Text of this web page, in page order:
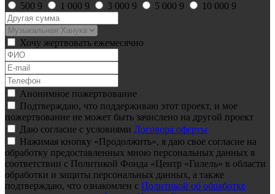
500 9 1 000 9 3 000 9 5 000 9 10 000 9
Хочу жертвовать ежемесячно
Анонимное пожертвование
Подтверждаю, что поддерживаю этот проект, и мое
пожертвование не может быть зачислено на другой проект
Даю согласие с условиями Договора оферты
Нажимая кнопку «Продолжить», я даю свое согласие на
обработку предоставленных мною персональных данных в
соответствии с Политикой Фонда «Центр «Гилель» в области
обработки и защиты персональных данных, а также
подтверждаю, что ознакомлен с Политикой об обработке